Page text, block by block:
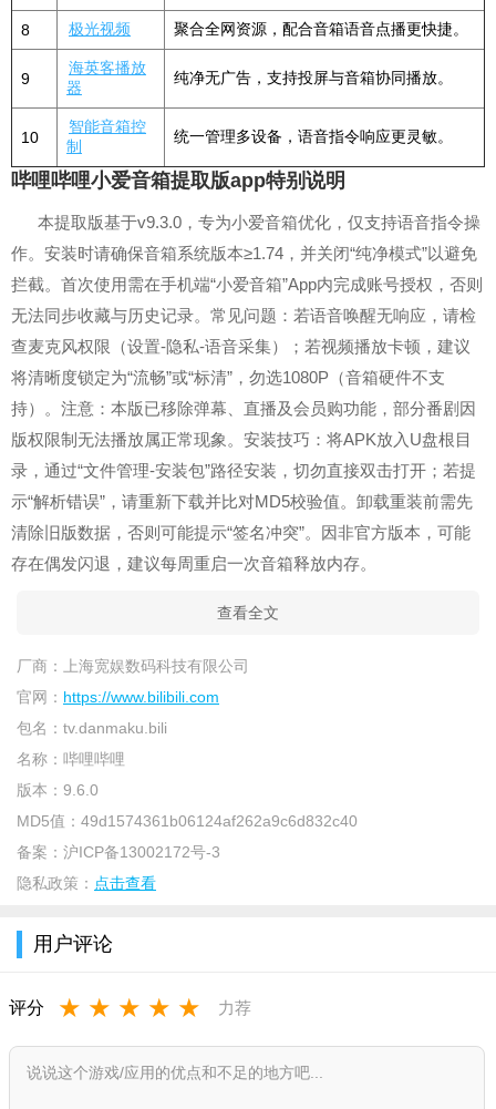
8 极光视频 聚合全网资源，配合音箱语音点播更快捷。
9
海英客播放
器
纯净无广告，支持投屏与音箱协同播放。
10
智能音箱控
制
统一管理多设备，语音指令响应更灵敏。
哔哩哔哩小爱音箱提取版app特别说明
本提取版基于v9.3.0，专为小爱音箱优化，仅支持语音指令操
作。安装时请确保音箱系统版本≥1.74，并关闭“纯净模式”以避免
拦截。首次使用需在手机端“小爱音箱”App内完成账号授权，否则
无法同步收藏与历史记录。常见问题：若语音唤醒无响应，请检
查麦克风权限（设置-隐私-语音采集）；若视频播放卡顿，建议
将清晰度锁定为“流畅”或“标清”，勿选1080P（音箱硬件不支
持）。注意：本版已移除弹幕、直播及会员购功能，部分番剧因
版权限制无法播放属正常现象。安装技巧：将APK放入U盘根目
录，通过“文件管理-安装包”路径安装，切勿直接双击打开；若提
示“解析错误”，请重新下载并比对MD5校验值。卸载重装前需先
清除旧版数据，否则可能提示“签名冲突”。因非官方版本，可能
存在偶发闪退，建议每周重启一次音箱释放内存。
查看全文
厂商：
上海宽娱数码科技有限公司
官网： https://www.bilibili.com
包名： tv.danmaku.bili
名称： 哔哩哔哩
版本： 9.6.0
MD5值： 49d1574361b06124af262a9c6d832c40
备案： 沪ICP备13002172号-3
隐私政策： 点击查看
用户评论
评分 ★ ★ ★ ★ ★ 力荐